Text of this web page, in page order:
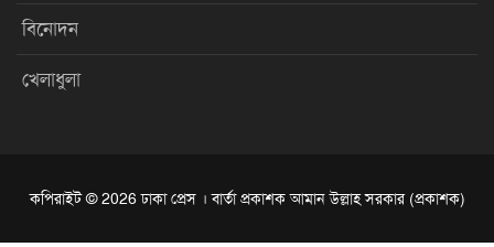
বিনোদন
খেলাধুলা
কপিরাইট © 2026 ঢাকা প্রেস । বার্তা প্রকাশক আমান উল্লাহ সরকার (প্রকাশক)